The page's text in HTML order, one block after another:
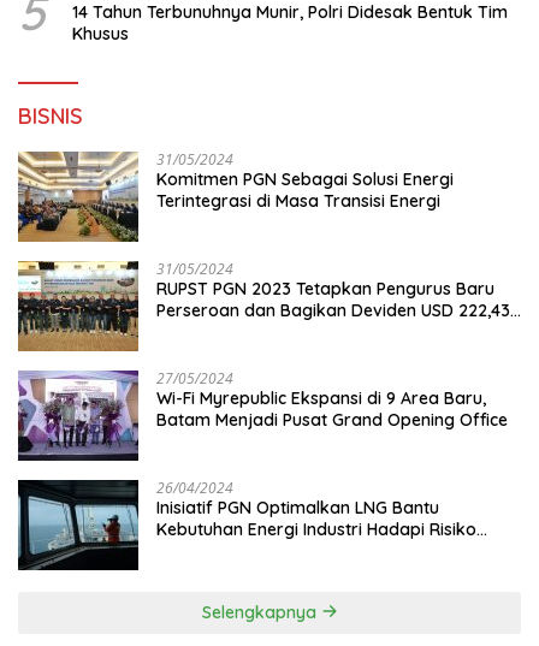
14 Tahun Terbunuhnya Munir, Polri Didesak Bentuk Tim
Khusus
BISNIS
31/05/2024
Komitmen PGN Sebagai Solusi Energi
Terintegrasi di Masa Transisi Energi
31/05/2024
RUPST PGN 2023 Tetapkan Pengurus Baru
Perseroan dan Bagikan Deviden USD 222,43
27/05/2024
Wi-Fi Myrepublic Ekspansi di 9 Area Baru,
Batam Menjadi Pusat Grand Opening Office
26/04/2024
Inisiatif PGN Optimalkan LNG Bantu
Kebutuhan Energi Industri Hadapi Risiko
Selengkapnya